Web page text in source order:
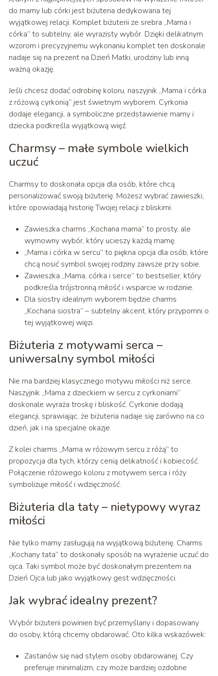
do mamy lub córki jest biżuteria dedykowana tej
wyjątkowej relacji. Komplet biżuterii ze srebra „Mama i
córka” to subtelny, ale wyrazisty wybór. Dzięki delikatnym
wzorom i precyzyjnemu wykonaniu komplet ten doskonale
nadaje się na prezent na Dzień Matki, urodziny lub inną
ważną okazję.
Jeśli chcesz dodać odrobinę koloru, naszyjnik „Mama i córka
z różową cyrkonią” jest świetnym wyborem. Cyrkonia
dodaje elegancji, a symboliczne przedstawienie mamy i
dziecka podkreśla wyjątkową więź.
Charmsy – małe symbole wielkich
uczuć
Charmsy to doskonała opcja dla osób, które chcą
personalizować swoją biżuterię. Możesz wybrać zawieszki,
które opowiadają historię Twojej relacji z bliskimi.
Zawieszka charms „Kochana mama” to prosty, ale
wymowny wybór, który ucieszy każdą mamę.
„Mama i córka w sercu” to piękna opcja dla osób, które
chcą nosić symbol swojej rodziny zawsze przy sobie.
Zawieszka „Mama, córka i serce” to bestseller, który
podkreśla trójstronną miłość i wsparcie w rodzinie.
Dla siostry idealnym wyborem będzie charms
„Kochana siostra” – subtelny akcent, który przypomni o
tej wyjątkowej więzi.
Biżuteria z motywami serca –
uniwersalny symbol miłości
Nie ma bardziej klasycznego motywu miłości niż serce.
Naszyjnik „Mama z dzieckiem w sercu z cyrkoniami”
doskonale wyraża troskę i bliskość. Cyrkonie dodają
elegancji, sprawiając, że biżuteria nadaje się zarówno na co
dzień, jak i na specjalne okazje.
Z kolei charms „Mama w różowym sercu z różą” to
propozycja dla tych, którzy cenią delikatność i kobiecość.
Połączenie różowego koloru z motywem serca i róży
symbolizuje miłość i wdzięczność.
Biżuteria dla taty – nietypowy wyraz
miłości
Nie tylko mamy zasługują na wyjątkową biżuterię. Charms
„Kochany tata” to doskonały sposób na wyrażenie uczuć do
ojca. Taki symbol może być doskonałym prezentem na
Dzień Ojca lub jako wyjątkowy gest wdzięczności.
Jak wybrać idealny prezent?
Wybór biżuterii powinien być przemyślany i dopasowany
do osoby, którą chcemy obdarować. Oto kilka wskazówek:
Zastanów się nad stylem osoby obdarowanej. Czy
preferuje minimalizm, czy może bardziej ozdobne